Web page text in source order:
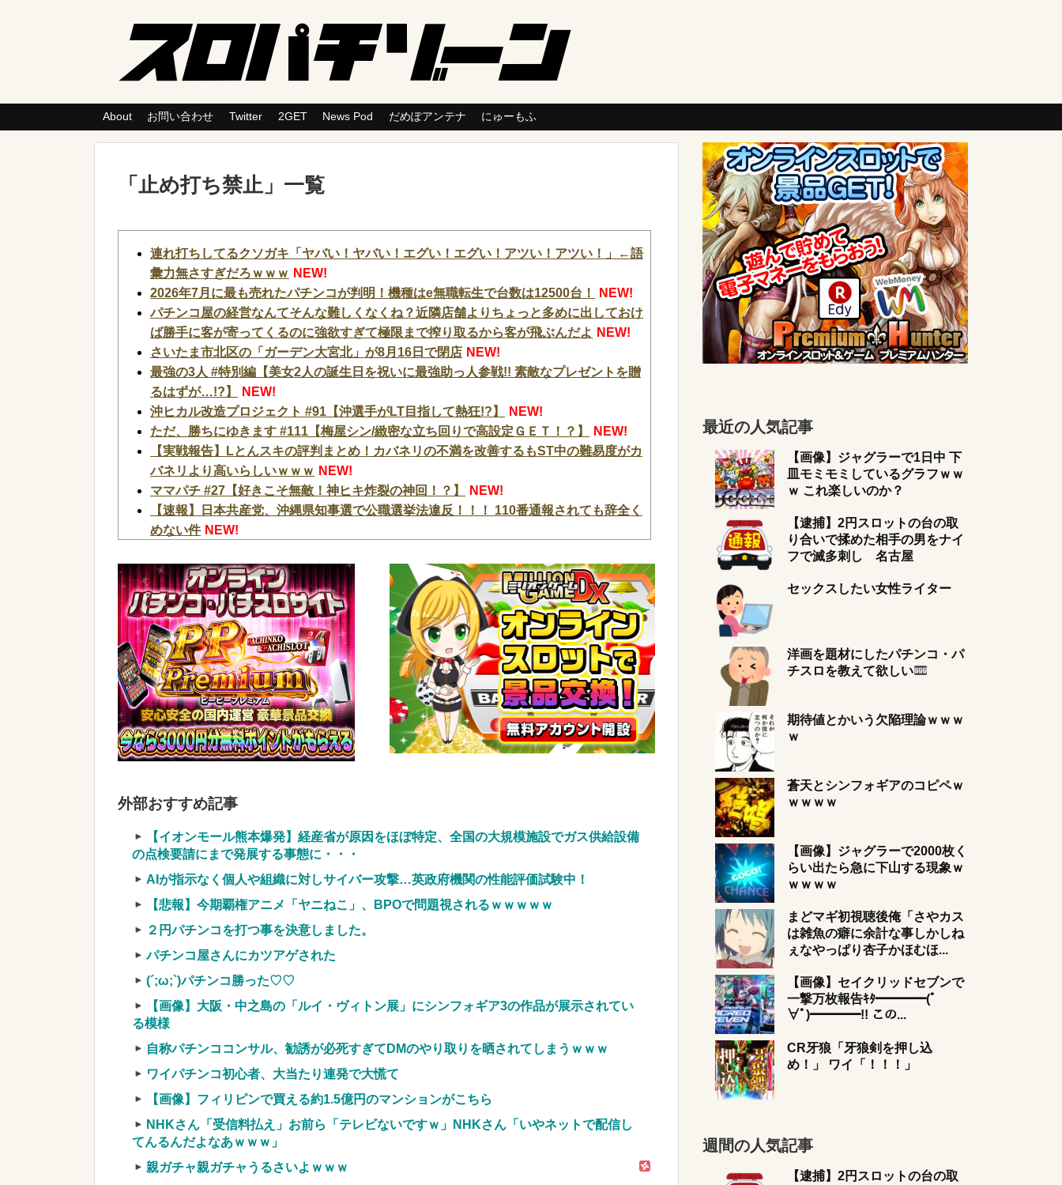
About お問い合わせ Twitter 2GET News Pod だめぽアンテナ にゅーもふ
「 止め打ち禁止 」 一覧
連れ打ちしてるクソガキ「ヤバい！ヤバい！エグい！エグい！アツい！アツい！」←語
彙力無さすぎだろｗｗｗ NEW!
2026年7月に最も売れたパチンコが判明！機種はe無職転生で台数は12500台！
NEW!
パチンコ屋の経営なんてそんな難しくなくね？近隣店舗よりちょっと多めに出しておけ
ば勝手に客が寄ってくるのに強欲すぎて極限まで搾り取るから客が飛ぶんだよ NEW!
さいたま市北区の「ガーデン大宮北」が8月16日で閉店 NEW!
最強の3人 #特別編【美女2人の誕生日を祝いに最強助っ人参戦!! 素敵なプレゼントを贈
るはずが…!?】
NEW!
沖ヒカル改造プロジェクト #91【沖選手がLT目指して熱狂!?】
NEW!
ただ、勝ちにゆきます #111【梅屋シン/緻密な立ち回りで高設定ＧＥＴ！？】
NEW!
【実戦報告】Lとんスキの評判まとめ！カバネリの不満を改善するもST中の難易度がカ
バネリより高いらしいｗｗｗ NEW!
ママパチ #27【好きこそ無敵！神ヒキ炸裂の神回！？】
NEW!
【速報】日本共産党、沖縄県知事選で公職選挙法違反！！！ 110番通報されても辞全く
めない件 NEW!
もし1941年時点で5隻の大和型戦艦があったら
NEW!
【有能】政府「トラックはサービスエリア利用有料化すればサボらず走るし流問題解決
じゃね？」 NEW!
【衝撃】YouTuber山口達也さん、チェンソーで竹を切るだけで600万再生を突破してし
まう←正直、こう言うのでいいんだよなw w w w w w w w NEW!
【超絶悲報】婚活女子さん、残酷な現実に気付いてしまった結果… NEW!
【速報】へずまりゅうさん、完全に聖人の顔へ←これw w w w w w w w NEW!
【緊急】爆美女「すみません。砲弾3つ持ってきました」警察「！？」自衛隊「！？」→
結果w w w w w w w w NEW!
実質確率という罠
名機が生まれなかった悲しい枠
Powered by livedoor 相互RSS
外部おすすめ記事
【イオンモール熊本爆発】経産省が原因をほぼ特定、全国の大規模施設でガス供給設備
の点検要請にまで発展する事態に・・・
AIが指示なく個人や組織に対しサイバー攻撃…英政府機関の性能評価試験中！
【悲報】今期覇権アニメ「ヤニねこ」、BPOで問題視されるｗｗｗｗｗ
２円パチンコを打つ事を決意しました。
パチンコ屋さんにカツアゲされた
(´;ω;`)パチンコ勝った♡♡
【画像】大阪・中之島の「ルイ・ヴィトン展」にシンフォギア3の作品が展示されてい
る模様
自称パチンココンサル、勧誘が必死すぎてDMのやり取りを晒されてしまうｗｗｗ
ワイパチンコ初心者、大当たり連発で大慌て
【画像】フィリピンで買える約1.5億円のマンションがこちら
NHKさん「受信料払え」お前ら「テレビないですｗ」NHKさん「いやネットで配信し
てんるんだよなあｗｗｗ」
親ガチャ親ガチャうるさいよｗｗｗ
最近の人気記事
【画像】ジャグラーで1日中 下
皿モミモミしているグラフｗｗ
ｗ これ楽しいのか？
【逮捕】2円スロットの台の取
り合いで揉めた相手の男をナイ
フで滅多刺し 名古屋
セックスしたい女性ライター
洋画を題材にしたパチンコ・パ
チスロを教えて欲しい
期待値とかいう欠陥理論ｗｗｗ
ｗ
蒼天とシンフォギアのコピペｗ
ｗｗｗｗ
【画像】ジャグラーで2000枚く
らい出たら急に下山する現象ｗ
ｗｗｗｗ
まどマギ初視聴後俺「さやカス
は雑魚の癖に余計な事しかしね
ぇなやっぱり杏子かほむほ...
【画像】セイクリッドセブンで
一撃万枚報告ｷﾀ━━━━(ﾟ
∀ﾟ)━━━━!! この...
CR牙狼「牙狼剣を押し込
め！」 ワイ「！！！」
週間の人気記事
【逮捕】2円スロットの台の取